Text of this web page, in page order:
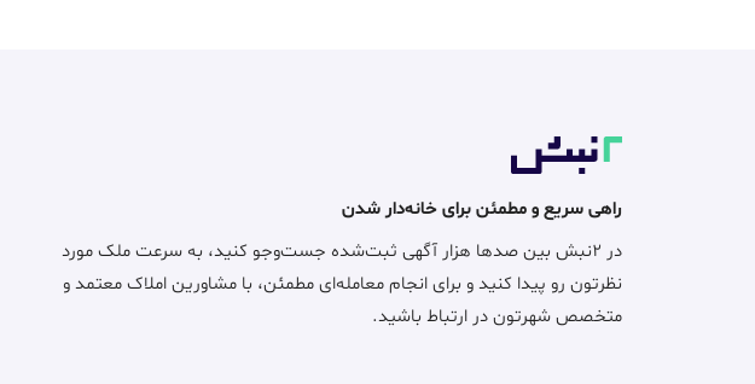
راهی سریع و مطمئن برای خانه‌دار شدن
در ۲نبش بین صدها هزار آگهی ثبت‌شده جست‌وجو کنید، به سرعت ملک مورد
نظرتون رو پیدا کنید و برای انجام معامله‌ای مطمئن، با مشاورین املاک معتمد و
متخصص شهرتون در ارتباط باشید.